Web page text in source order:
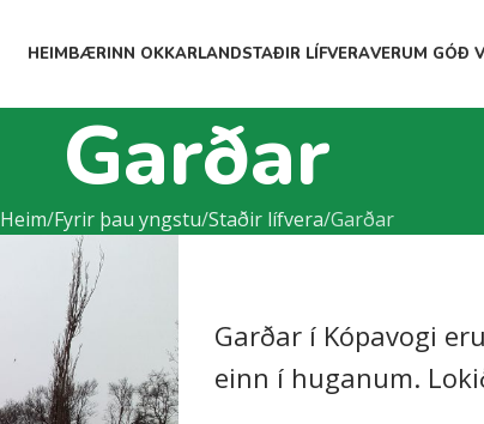
HEIMBÆRINN OKKARLANDSTAÐIR LÍFVERAVERUM GÓÐ
Garðar
Heim Fyrir þau yngstu Staðir lífvera Garðar
Garðar í Kópavogi
einn í huganum.